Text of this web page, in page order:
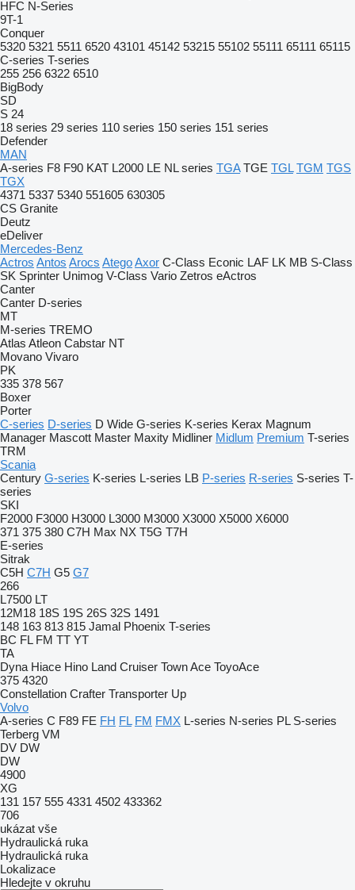
HFC N-Series
9T-1
Conquer
5320 5321 5511 6520 43101 45142 53215 55102 55111 65111 65115
C-series T-series
255 256 6322 6510
BigBody
SD
S 24
18 series 29 series 110 series 150 series 151 series
Defender
MAN
A-series F8 F90 KAT L2000 LE NL series TGA TGE TGL TGM TGS
TGX
4371 5337 5340 551605 630305
CS Granite
Deutz
eDeliver
Mercedes-Benz
Actros Antos Arocs AtegoAxor C-Class Econic LAF LK MB S-Class
SK Sprinter Unimog V-Class Vario Zetros eActros
Canter
Canter D-series
MT
M-series TREMO
Atlas Atleon Cabstar NT
Movano Vivaro
PK
335 378 567
Boxer
Porter
C-series D-series D Wide G-series K-series Kerax Magnum
Manager Mascott Master Maxity Midliner Midlum Premium T-series
TRM
Scania
Century G-series K-series L-series LB P-series R-series S-series T-
series
SKI
F2000 F3000 H3000 L3000 M3000 X3000 X5000 X6000
371 375 380 C7H Max NX T5G T7H
E-series
Sitrak
C5H C7H G5 G7
266
L7500 LT
12M18 18S 19S 26S 32S 1491
148 163 813 815 Jamal Phoenix T-series
BC FL FM TT YT
TA
Dyna Hiace Hino Land Cruiser Town Ace ToyoAce
375 4320
Constellation Crafter Transporter Up
Volvo
A-series C F89 FE FH FL FM FMX L-series N-series PL S-series
Terberg VM
DV DW
DW
4900
XG
131 157 555 4331 4502 433362
706
ukázat vše
Hydraulická ruka
Hydraulická ruka
Lokalizace
Hledejte v okruhu